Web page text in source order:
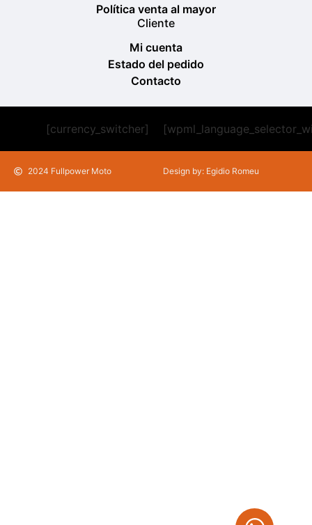
Política venta al mayor
Cliente
Mi cuenta
Estado del pedido
Contacto
[currency_switcher]
2024 Fullpower Moto Design by: Egidio Romeu